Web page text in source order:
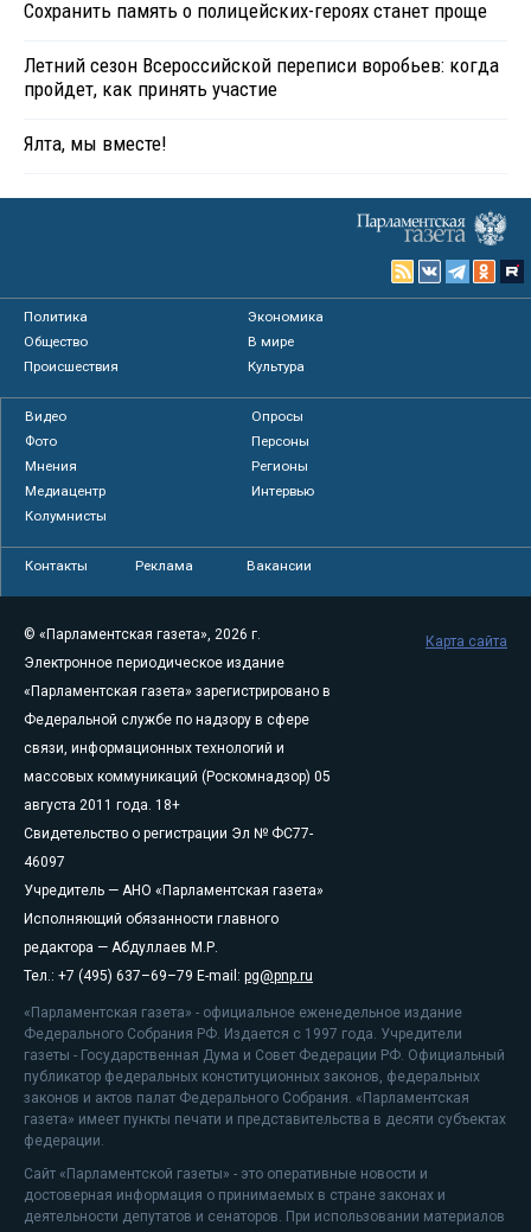
Сохранить память о полицейских-героях станет проще
Летний сезон Всероссийской переписи воробьев: когда
пройдет, как принять участие
Ялта, мы вместе!
Политика
Экономика
Общество
В мире
Происшествия
Культура
Видео
Опросы
Фото
Персоны
Мнения
Регионы
Медиацентр
Интервью
Колумнисты
Контакты Реклама Вакансии
© «Парламентская газета», 2026 г.
Электронное периодическое издание
«Парламентская газета» зарегистрировано в
Федеральной службе по надзору в сфере
связи, информационных технологий и
массовых коммуникаций (Роскомнадзор) 05
августа 2011 года. 18+
Свидетельство о регистрации Эл № ФС77-
46097
Учредитель — АНО «Парламентская газета»
Исполняющий обязанности главного
редактора — Абдуллаев М.Р.
Тел.: +7 (495) 637–69–79 E-mail: pg@pnp.ru
«Парламентская газета» - официальное еженедельное издание
Федерального Собрания РФ. Издается с 1997 года. Учредители
газеты - Государственная Дума и Совет Федерации РФ. Официальный
публикатор федеральных конституционных законов, федеральных
законов и актов палат Федерального Собрания. «Парламентская
газета» имеет пункты печати и представительства в десяти субъектах
федерации.
Сайт «Парламентской газеты» - это оперативные новости и
достоверная информация о принимаемых в стране законах и
деятельности депутатов и сенаторов. При использовании материалов
Карта сайта